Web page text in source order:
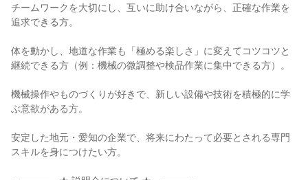
チームワークを大切にし、互いに助け合いながら、正確な作業を
追求できる方。
体を動かし、地道な作業も「極める楽しさ」に変えてコツコツと
継続できる方（例：機械の微調整や検品作業に集中できる方）。
機械操作やものづくりが好きで、新しい設備や技術を積極的に学
ぶ意欲がある方。
安定した地元・愛知の企業で、将来にわたって必要とされる専門
スキルを身につけたい方。